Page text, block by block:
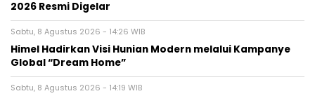
2026 Resmi Digelar
Sabtu, 8 Agustus 2026 - 14:26 WIB
Himel Hadirkan Visi Hunian Modern melalui Kampanye
Global “Dream Home”
Sabtu, 8 Agustus 2026 - 14:19 WIB